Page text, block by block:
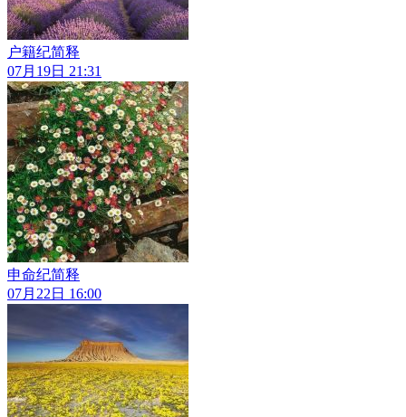
户籍纪简释
07月19日 21:31
申命纪简释
07月22日 16:00